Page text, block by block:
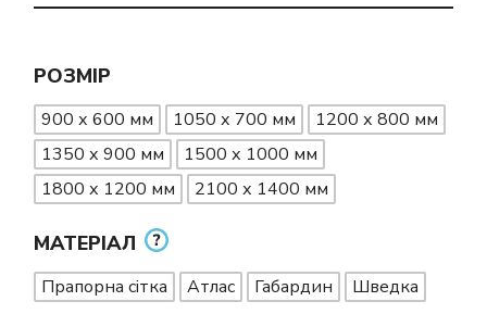
РОЗМІР
900 х 600 мм 1050 х 700 мм
1200 х 800 мм
1350 х 900 мм
1500 х 1000 мм
1800 х 1200 мм
2100 х 1400 мм
МАТЕРІАЛ
Прапорна сітка Атлас Габардин Шведка